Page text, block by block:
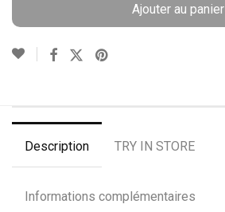
Ajouter au panier
Description TRY IN STORE
Informations complémentaires